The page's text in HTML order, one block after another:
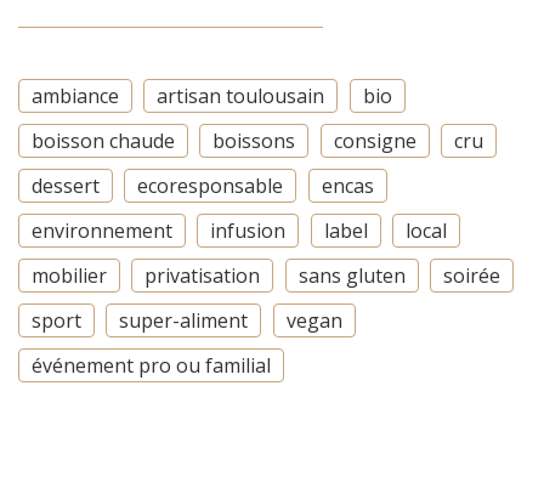
ambiance artisan toulousain
bio
boisson chaude
boissons consigne
cru
dessert
ecoresponsable
encas
environnement
infusion label
local
mobilier
privatisation sans gluten
soirée
sport
super-aliment
vegan
événement pro ou familial